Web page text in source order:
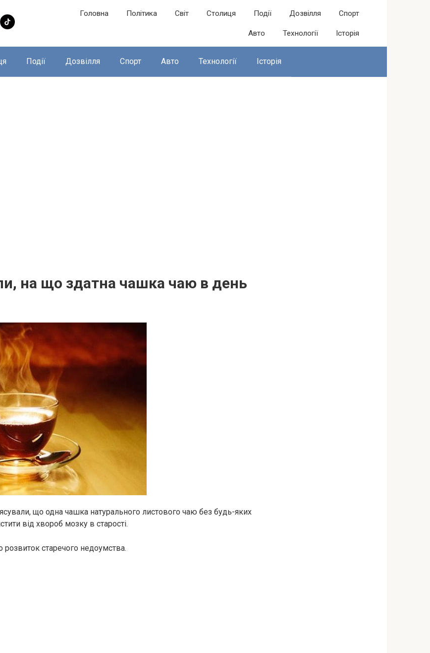
Головна Політика Світ Столиця Події Дозвілля Спорт
Авто Технології Історія
Події Дозвілля Спорт Авто Технології Історія
на що здатна чашка чаю в день
що одна чашка натурального листового чаю без будь-яких
від хвороб мозку в старості.
старечого недоумства.